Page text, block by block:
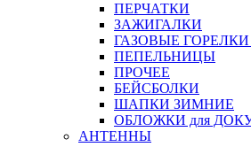
ПЕРЧАТКИ
ЗАЖИГАЛКИ
ГАЗОВЫЕ ГОРЕЛКИ
ПЕПЕЛЬНИЦЫ
ПРОЧЕЕ
БЕЙСБОЛКИ
ШАПКИ ЗИМНИЕ
ОБЛОЖКИ для
АНТЕННЫ